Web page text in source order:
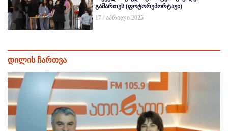
გამართეს (ფოტორეპორტაჟი)
17 / აპრილი 2025
დილის ჩართვა